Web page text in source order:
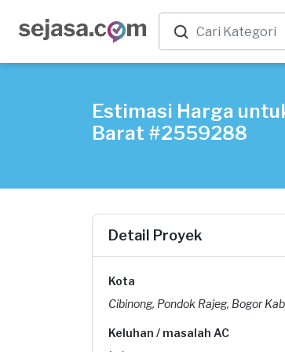
Estimasi Harga
Barat #2559288
Detail Proyek
Kota
Cibinong, Pondok Rajeg, Bogor
Keluhan / masalah AC